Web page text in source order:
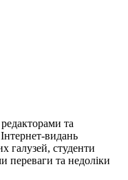
та
видань
галузей, студенти
переваги та недоліки